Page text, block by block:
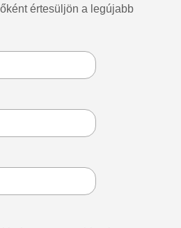
értesüljön a legújabb